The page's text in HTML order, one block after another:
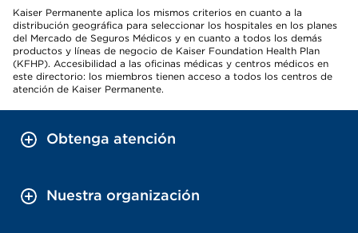
Kaiser Permanente aplica los mismos criterios en cuanto a la
distribución geográfica para seleccionar los hospitales en los planes
del Mercado de Seguros Médicos y en cuanto a todos los demás
productos y líneas de negocio de Kaiser Foundation Health Plan
(KFHP). Accesibilidad a las oficinas médicas y centros médicos en
este directorio: los miembros tienen acceso a todos los centros de
atención de Kaiser Permanente.
Obtenga atención
Nuestra organización